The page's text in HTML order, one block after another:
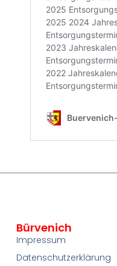
Bürvenich
Impressum
Datenschutzerklärung